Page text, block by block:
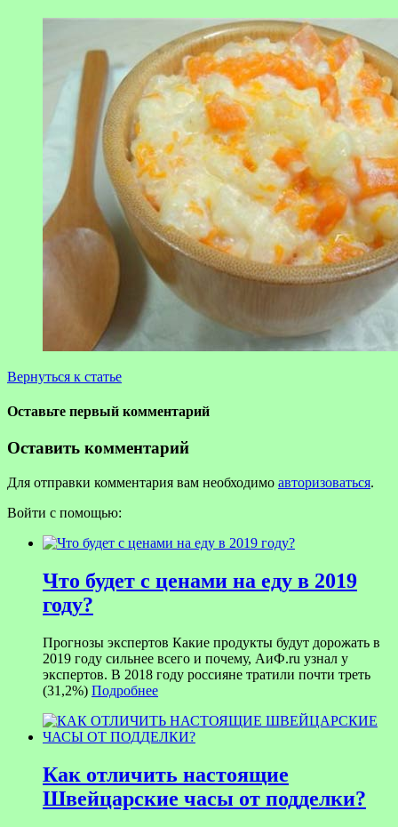
Вернуться к статье
Оставьте первый комментарий
Оставить комментарий
Для отправки комментария вам необходимо авторизоваться.
Войти с помощью:
Что будет с ценами на еду в 2019
году?
Прогнозы экспертов Какие продукты будут дорожать в
2019 году сильнее всего и почему, АиФ.ru узнал у
экспертов. В 2018 году россияне тратили почти треть
(31,2%) Подробнее
Как отличить настоящие
Швейцарские часы от подделки?